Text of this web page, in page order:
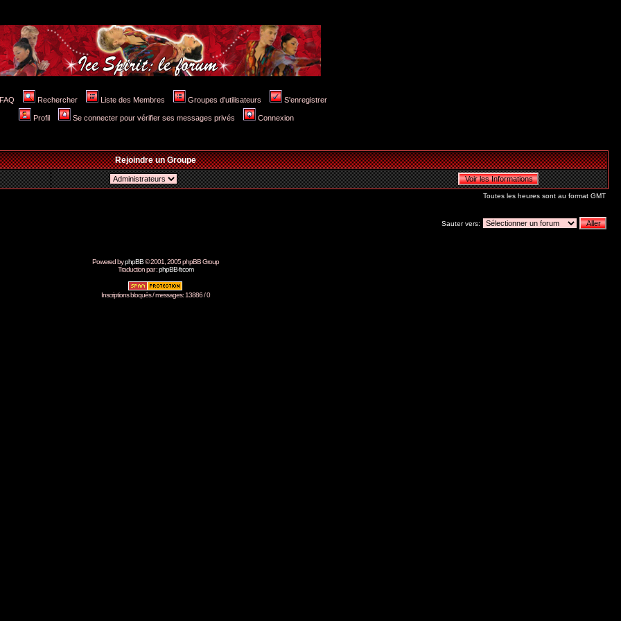
FAQ Rechercher Liste des Membres Groupes d'utilisateurs S'enregistrer
Profil Se connecter pour vérifier ses messages privés Connexion
Rejoindre un Groupe
Toutes les heures sont au format GMT
Sauter vers:
Powered byphpBB© 2001, 2005 phpBB Group
Traduction par :phpBB-fr.com
Inscriptions bloqués / messages: 13886 / 0